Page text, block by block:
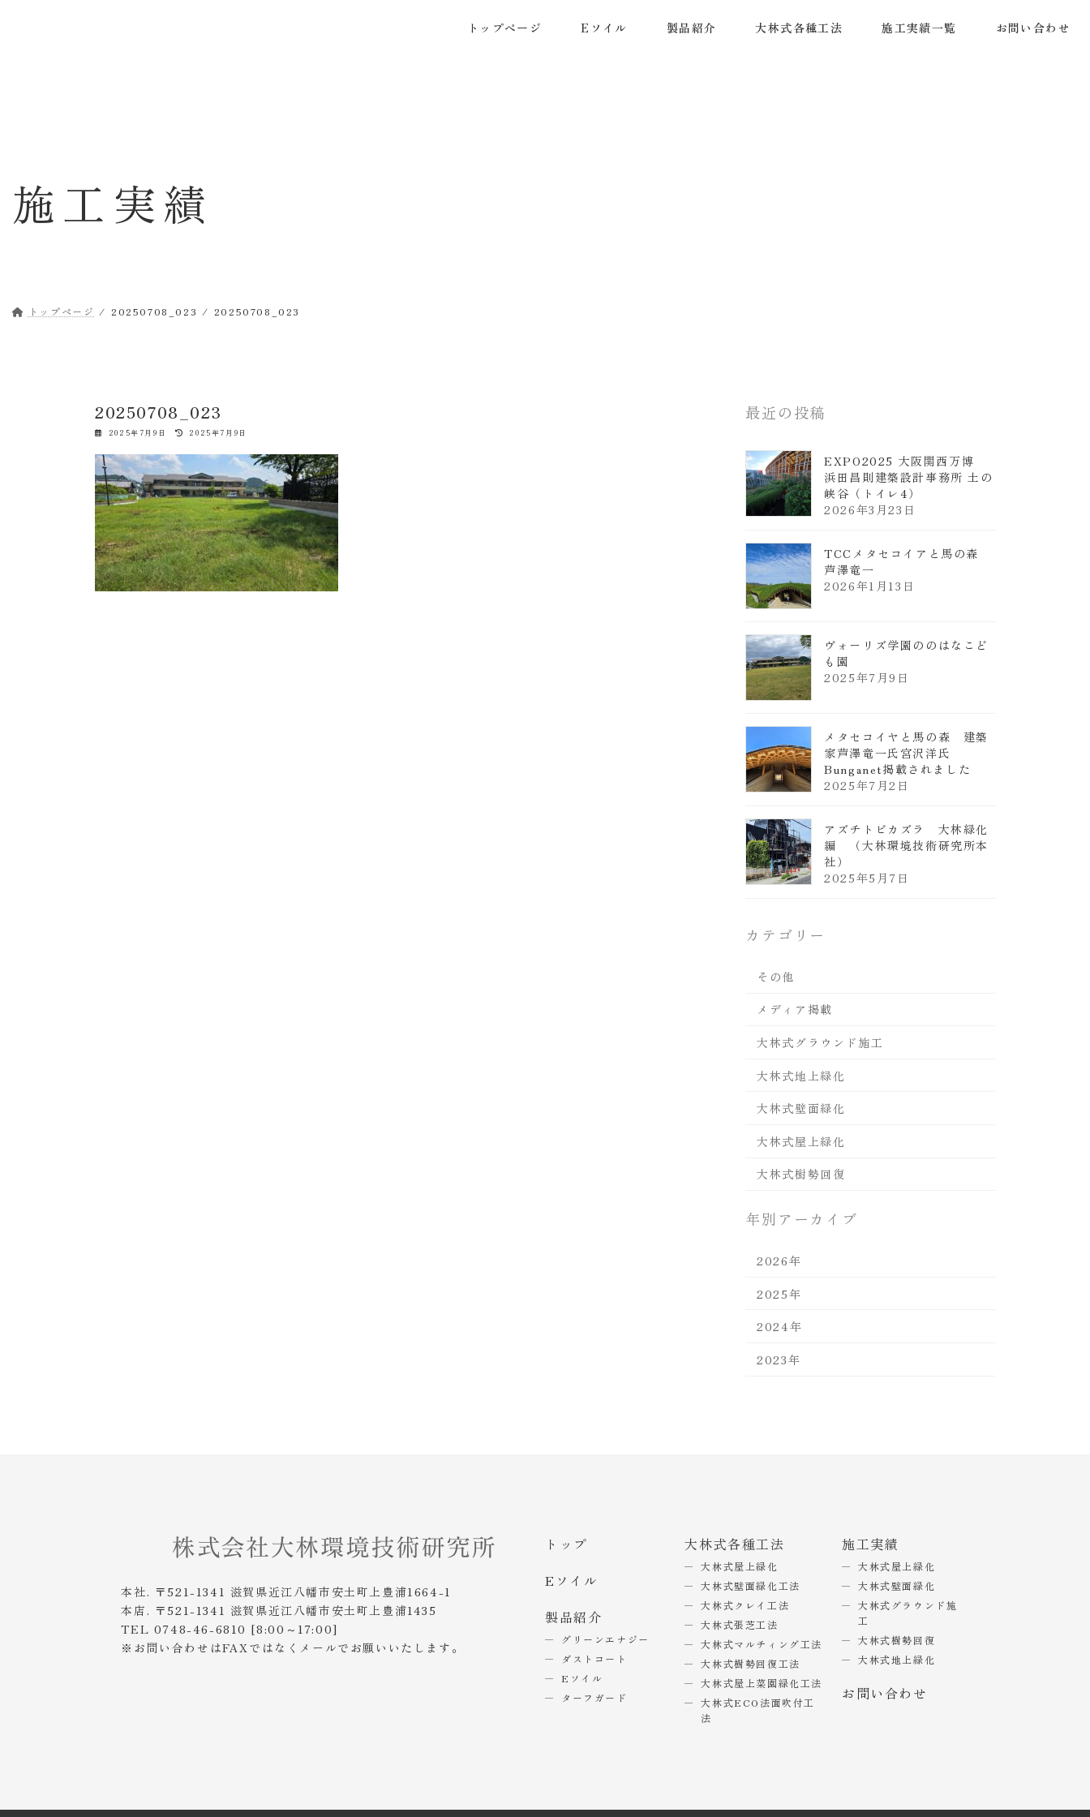
トップページ Eソイル 製品紹介 大林式各種工法 施工実績一覧 お問い合わせ
施工実績
トップページ 20250708_023 20250708_023
20250708_023
2025年7月9日
最
更
日
時
:
2025年7月9日
最近の投稿
EXPO2025 大阪関西万博
浜田昌則建築設計事務所 土の
峡谷（トイレ4）
2026年3月23日
TCCメタセコイアと馬の森
芦澤竜一
2026年1月13日
ヴォーリズ学園ののはなこど
も園
2025年7月9日
メタセコイヤと馬の森 建築
家芦澤竜一氏宮沢洋氏
Bunganet掲載されました
2025年7月2日
アズチトビカズラ 大林緑化
編 （大林環境技術研究所本
社）
2025年5月7日
カテゴリー
その他
メディア掲載
大林式グラウンド施工
大林式地上緑化
大林式壁面緑化
大林式屋上緑化
大林式樹勢回復
年別アーカイブ
2026年
2025年
2024年
2023年
本社. 〒521-1341 滋賀県近江八幡市安土町上豊浦1664-1
本店. 〒521-1341 滋賀県近江八幡市安土町上豊浦1435
TEL 0748-46-6810 [8:00～17:00]
※お問い合わせはFAXではなくメールでお願いいたします。
トップ
Eソイル
製品紹介
グリーンエナジー
ダストコート
Eソイル
ターフガード
大林式各種工法
大林式屋上緑化
大林式壁面緑化工法
大林式クレイ工法
大林式張芝工法
大林式マルチィング工法
大林式樹勢回復工法
大林式屋上菜園緑化工法
大林式ECO法面吹付工
法
施工実績
大林式屋上緑化
大林式壁面緑化
大林式グラウンド施
工
大林式樹勢回復
大林式地上緑化
お問い合わせ